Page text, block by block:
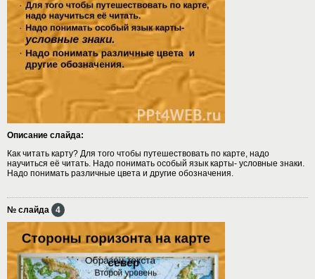
Описание слайда:
Как читать карту? Для того чтобы путешествовать по карте, надо
научиться её читать. Надо понимать особый язык карты- условные знаки.
Надо понимать различные цвета и другие обозначения.
№ слайда 4